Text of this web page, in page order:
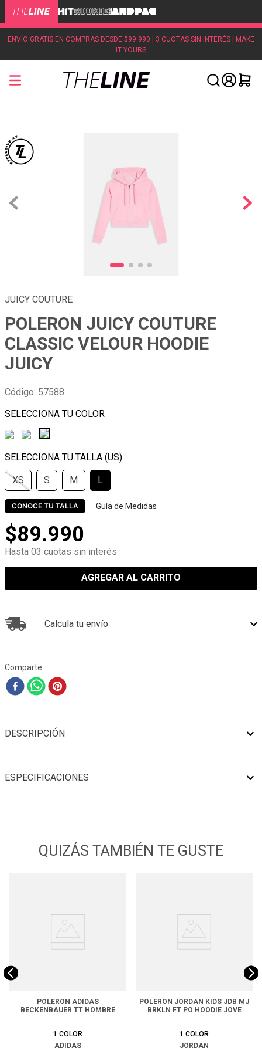
ENVÍO GRATIS EN COMPRAS DESDE $99.990 | 3 CUOTAS SIN INTERÉS | MAKE
IT YOURS
JUICY COUTURE
POLERON JUICY COUTURE
CLASSIC VELOUR HOODIE
JUICY
Código: 57588
XS S M L
CONOCE TU TALLA Guía de Medidas
$89.990
Hasta 03 cuotas sin interés
AGREGAR AL CARRITO
Calcula tu envío
Comparte
DESCRIPCIÓN
ESPECIFICACIONES
QUIZÁS TAMBIÉN TE GUSTE
POLERON ADIDAS
BECKENBAUER TT HOMBRE
1 COLOR
ADIDAS
POLERON JORDAN KIDS JDB MJ
BRKLN FT PO HOODIE JOVE
1 COLOR
JORDAN